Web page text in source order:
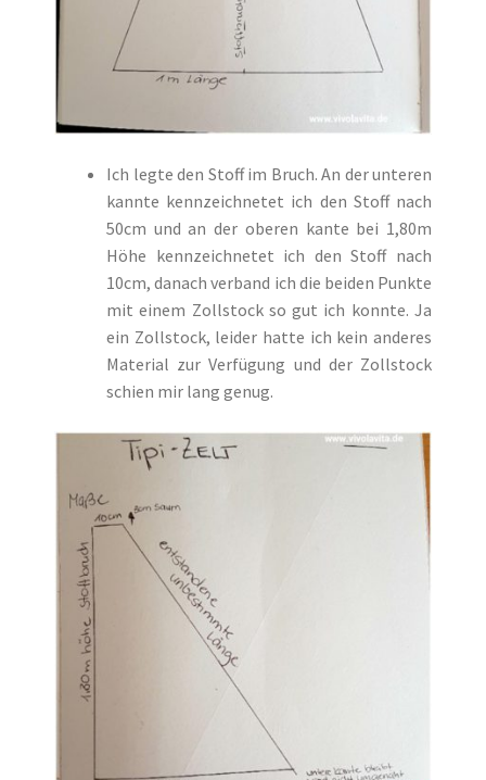
Ich legte den Stoff im Bruch. An der unteren
kannte kennzeichnetet ich den Stoff nach
50cm und an der oberen kante bei 1,80m
Höhe kennzeichnetet ich den Stoff nach
10cm, danach verband ich die beiden Punkte
mit einem Zollstock so gut ich konnte. Ja
ein Zollstock, leider hatte ich kein anderes
Material zur Verfügung und der Zollstock
schien mir lang genug.